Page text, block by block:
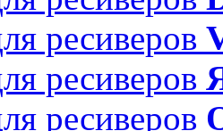
ресиверов
ресиверов
ресиверов